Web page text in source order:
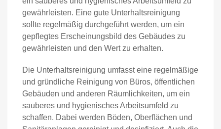
gewährleisten. Eine gute Unterhaltsreinigung
sollte regelmäßig durchgeführt werden, um ein
gepflegtes Erscheinungsbild des Gebäudes zu
gewährleisten und den Wert zu erhalten.
Die Unterhaltsreinigung umfasst eine regelmäßige
und gründliche Reinigung von Büros, öffentlichen
Gebäuden und anderen Räumlichkeiten, um ein
sauberes und hygienisches Arbeitsumfeld zu
schaffen. Dabei werden Böden, Oberflächen und